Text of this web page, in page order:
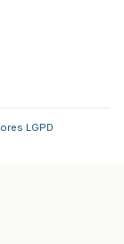
LGPD